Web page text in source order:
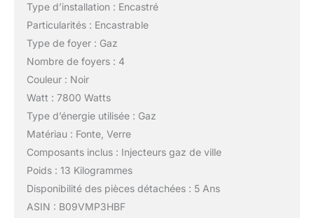
Type d’installation : Encastré
Particularités : Encastrable
Type de foyer : Gaz
Nombre de foyers : 4
Couleur : Noir
Watt : 7800 Watts
Type d’énergie utilisée : Gaz
Matériau : Fonte, Verre
Composants inclus : Injecteurs gaz de ville
Poids : 13 Kilogrammes
Disponibilité des pièces détachées : 5 Ans
ASIN : B09VMP3HBF